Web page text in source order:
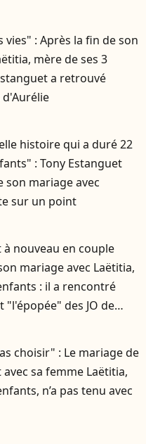
vies" : Après la fin de son
mère de ses 3
a retrouvé
histoire qui a duré 22
: Tony Estanguet
son mariage avec
sur un point
à nouveau en couple
mariage avec Laëtitia,
: il a rencontré
des JO de
choisir" : Le mariage de
sa femme Laëtitia,
n’a pas tenu avec